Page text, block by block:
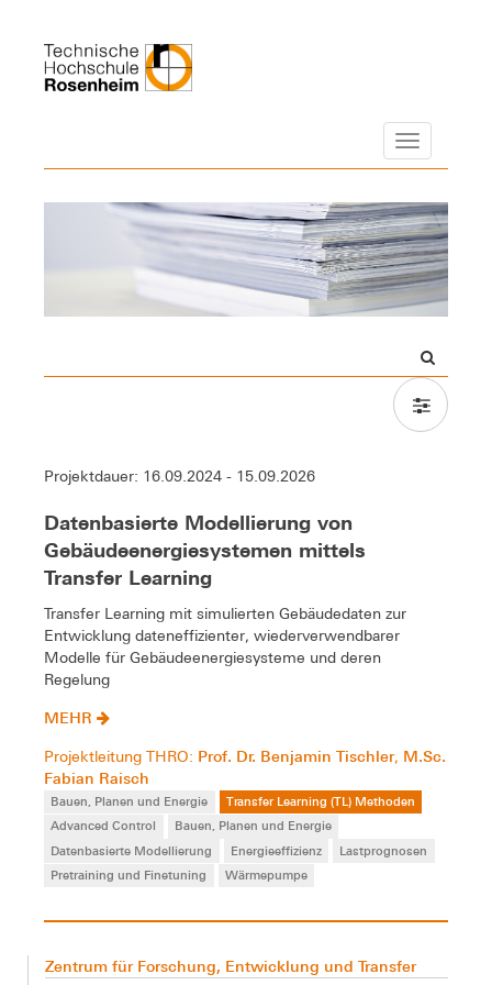
Navigation
Projektdauer: 16.09.2024 - 15.09.2026
Datenbasierte Modellierung von
Gebäudeenergiesystemen mittels
Transfer Learning
Transfer Learning mit simulierten Gebäudedaten zur
Entwicklung dateneffizienter, wiederverwendbarer
Modelle für Gebäudeenergiesysteme und deren
Regelung
MEHR
Projektleitung THRO: Prof. Dr. Benjamin Tischler, M.Sc.
Fabian Raisch
Bauen, Planen und Energie
Transfer Learning (TL) Methoden
Advanced Control
Bauen, Planen und Energie
Datenbasierte Modellierung
Energieeffizienz
Lastprognosen
Pretraining und Finetuning
Wärmepumpe
Zentrum für Forschung, Entwicklung und Transfer